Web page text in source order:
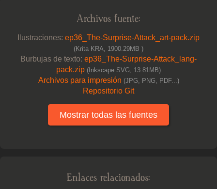
Archivos fuente:
Ilustraciones: ep36_The-Surprise-Attack_art-pack.zip
(Krita KRA, 1900.29MB )
Burbujas de texto: ep36_The-Surprise-Attack_lang-
pack.zip (Inkscape SVG, 13.81MB)
Archivos para impresión (JPG, PNG, PDF...)
Repositorio Git
Mostrar todas las fuentes
Enlaces relacionados: